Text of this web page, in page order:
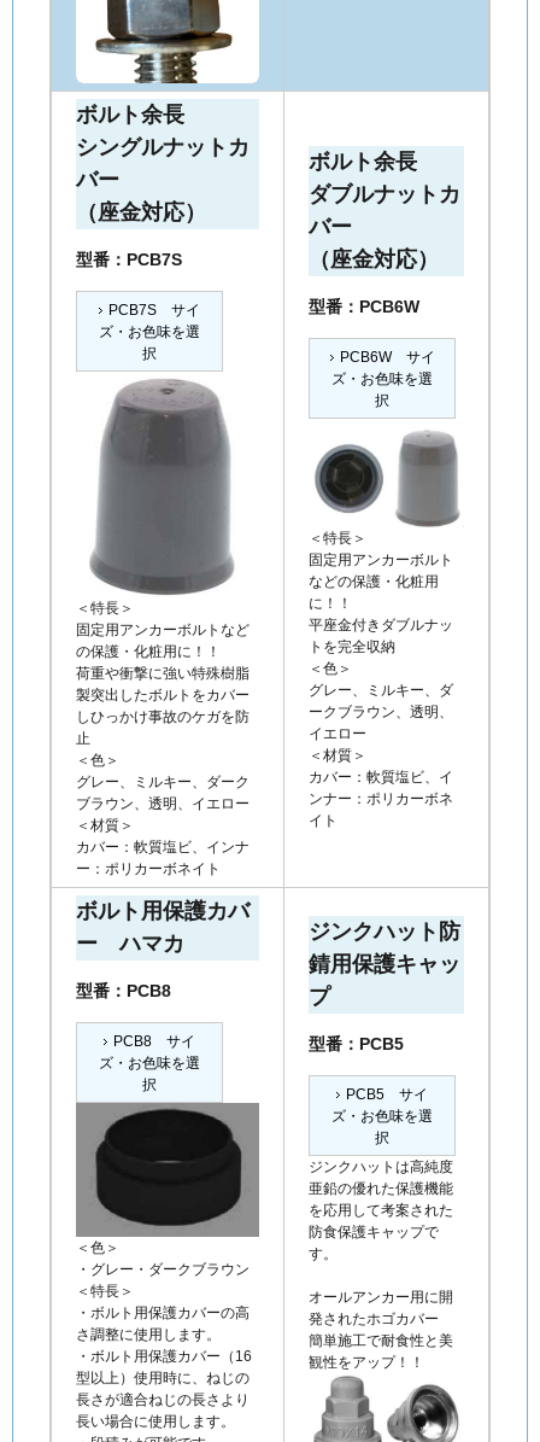
ボルト余長
シングルナットカ
バー
（座金対応）
型番：PCB7S
PCB7S サイ
ズ・お色味を選
択
＜特長＞
固定用アンカーボルトなど
の保護・化粧用に！！
荷重や衝撃に強い特殊樹脂
製突出したボルトをカバー
しひっかけ事故のケガを防
止
＜色＞
グレー、ミルキー、ダーク
ブラウン、透明、イエロー
＜材質＞
カバー：軟質塩ビ、インナ
ー：ポリカーボネイト
ボルト余長
ダブルナットカ
バー
（座金対応）
型番：PCB6W
PCB6W サイ
ズ・お色味を選
択
＜特長＞
固定用アンカーボルト
などの保護・化粧用
に！！
平座金付きダブルナッ
トを完全収納
＜色＞
グレー、ミルキー、ダ
ークブラウン、透明、
イエロー
＜材質＞
カバー：軟質塩ビ、イ
ンナー：ポリカーボネ
イト
ボルト用保護カバ
ー ハマカ
型番：PCB8
PCB8 サイ
ズ・お色味を選
択
＜色＞
・グレー・ダークブラウン
＜特長＞
・ボルト用保護カバーの高
さ調整に使用します。
・ボルト用保護カバー（16
型以上）使用時に、ねじの
長さが適合ねじの長さより
長い場合に使用します。
ジンクハット防
錆用保護キャッ
プ
型番：PCB5
PCB5 サイ
ズ・お色味を選
択
ジンクハットは高純度
亜鉛の優れた保護機能
を応用して考案された
防食保護キャップで
す。
オールアンカー用に開
発されたホゴカバー
簡単施工で耐食性と美
観性をアップ！！